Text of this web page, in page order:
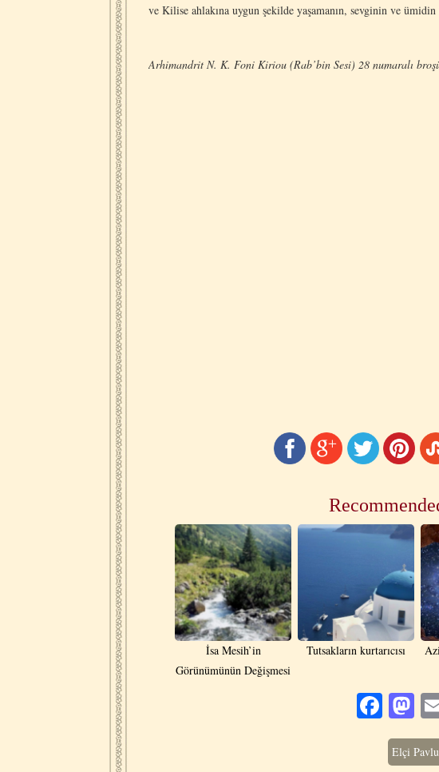
ve Kilise ahlakına uygun şekilde yaşamanın, sevginin ve
Arhimandrit N. K. Foni Kiriou (Rab’bin Sesi) 28 numaralı
İsa Mesih’in
Görünümünün Değişmesi
Tutsakların kurtarıcısı
Elçi